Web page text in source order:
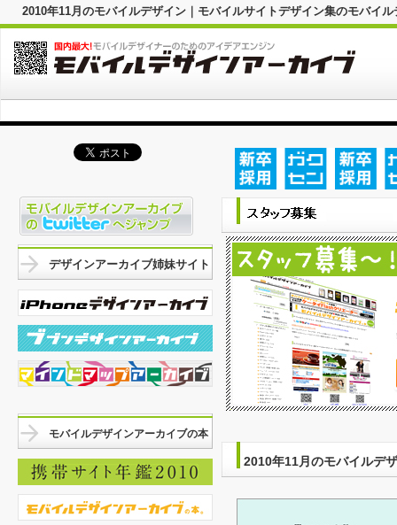
2010年11月のモバイルデザイン｜モバイルサイトデザイン集のモバイ
2010年11月のモバイルデ
デザインアーカイブ姉妹サイト
モバイルデザインアーカイブの本